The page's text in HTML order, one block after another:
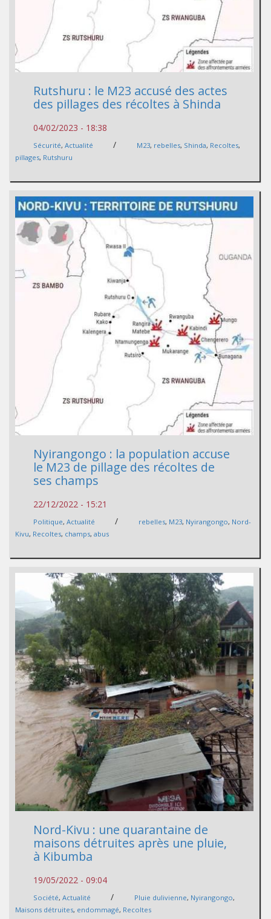
Rutshuru : le M23 accusé des actes
des pillages des récoltes à Shinda
04/02/2023 - 18:38
Sécurité, Actualité / M23, rebelles, Shinda, Recoltes,
pillages, Rutshuru
Nyirangongo : la population accuse
le M23 de pillage des récoltes de
ses champs
22/12/2022 - 15:21
Politique, Actualité / rebelles, M23, Nyirangongo, Nord-
Kivu, Recoltes, champs, abus
Nord-Kivu : une quarantaine de
maisons détruites après une pluie,
à Kibumba
19/05/2022 - 09:04
Société, Actualité / Pluie dulivienne, Nyirangongo,
Maisons détruites, endommagé, Recoltes